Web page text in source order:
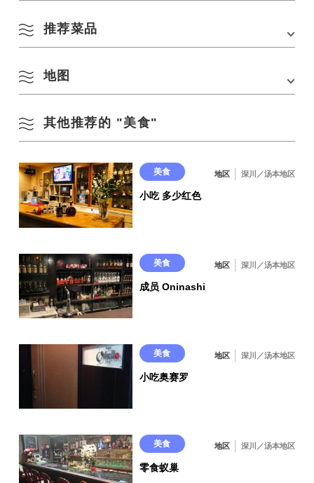
停车场 存在
座位数
烧烤店推荐菜品
烤肉、舌尖盐、荷尔蒙、
奇夏沙拉、石烤拌饭和冷
面
地图
其他推荐的 "美食"
美食 地区 深川／汤本地区
小吃 多少红色
美食 地区 深川／汤本地区
成员 Oninashi
美食 地区 深川／汤本地区
小吃奥赛罗
美食 地区 深川／汤本地区
零食蚁巢